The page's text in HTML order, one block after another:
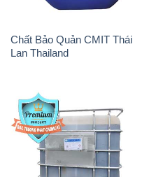
Chất Bảo Quản CMIT Thái
Lan Thailand